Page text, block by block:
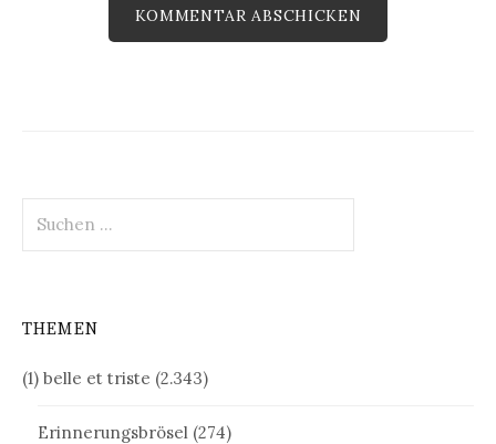
nach:
THEMEN
(1) belle et triste (2.343)
Erinnerungsbrösel (274)